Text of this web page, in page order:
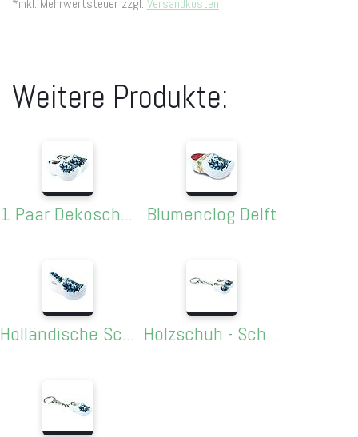
*inkl. Mehrwertsteuer zzgl. Versandkosten
Weitere Produkte:
1 Paar Dekoschuhe, 8cm, "Delft" Blumenclog Delft
Holländische Schuhbürste Delft Holzschuh - Schlüsselanhänger Delft - 2 Klompen